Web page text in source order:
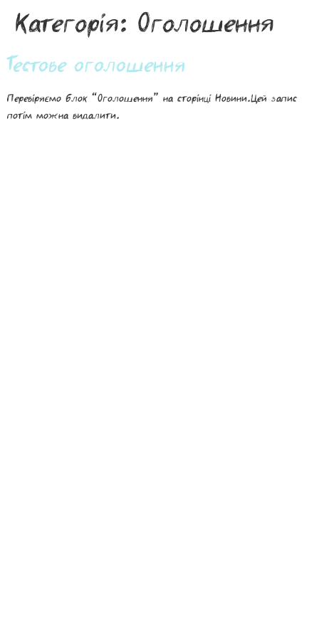
Категорія: Оголошення
Тестове оголошення
Перевіряємо блок “Оголошення” на сторінці Новини.Цей запис
потім можна видалити.